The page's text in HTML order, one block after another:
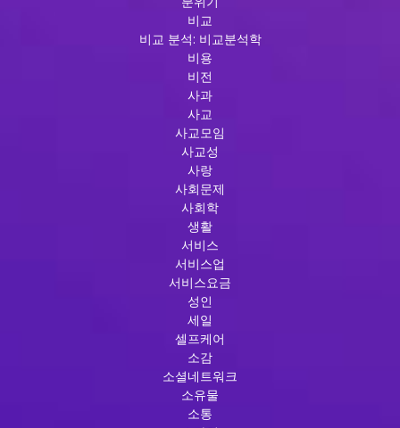
비교
비교 분석: 비교분석학
비용
비전
사과
사교
사교모임
사교성
사랑
사회문제
사회학
생활
서비스
서비스업
서비스요금
성인
세일
셀프케어
소감
소셜네트워크
소유물
소통